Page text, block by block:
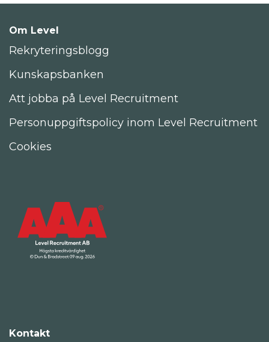
Om Level
Rekryteringsblogg
Kunskapsbanken
Att jobba på Level Recruitment
Personuppgiftspolicy inom Level Recruitment
Cookies
Kontakt